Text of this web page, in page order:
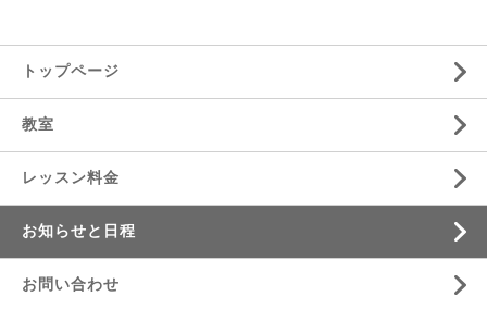
トップページ
教室
レッスン料金
お知らせと日程
お問い合わせ